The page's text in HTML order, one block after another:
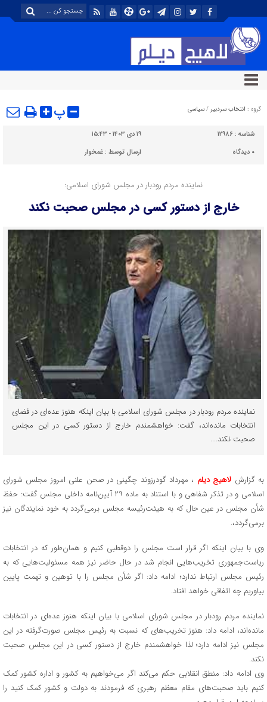
گروه : انتخاب سردبیر / سیاسی پ
شناسه : ۱۲۹۸۶
۱۹ دی ۱۴۰۳ - ۱۵:۴۳
۰ دیدگاه ارسال توسط :غمخوار
نماینده مردم رودبار در مجلس شورای اسلامی:
خارج از دستور کسی در مجلس صحبت نکند
نماینده مردم رودبار در مجلس شورای اسلامی با بیان اینکه هنوز عده‌ای در فضای
انتخابات مانده‌اند، گفت: خواهشمندم خارج از دستور کسی در این مجلس
صحبت نکند....
به گزارش لاهیج دیلم ، مهرداد گودرزوند چگینی در صحن علنی امروز مجلس شورای
اسلامی و در تذکر شفاهی و با استناد به ماده ۲۹ آیین‌نامه داخلی مجلس گفت: حفظ
شأن مجلس در عین حال که به هیئت‌رئیسه مجلس برمی‌گردد به خود نمایندگان نیز
برمی‌گردد،.
وی با بیان اینکه اگر قرار است مجلس را دوقطبی کنیم و همان‌طور که در انتخابات
ریاست‌جمهوری تخریب‌هایی انجام شد در حال حاضر نیز همه مسئولیت‌هایی که به
رئیس مجلس ارتباط ندارد؛ ادامه داد: اگر شأن مجلس را با توهین و تهمت پایین
بیاوریم چه اتفاقی خواهد افتاد.
نماینده مردم رودبار در مجلس شورای اسلامی با بیان اینکه هنوز عده‌ای در انتخابات
مانده‌اند، ادامه داد: هنوز تخریب‌های که نسبت به رئیس مجلس صورت‌گرفته در این
مجلس نیز ادامه دارد؛ لذا خواهشمندم خارج از دستور کسی در این مجلس صحبت
نکند.
وی ادامه داد: منطق انقلابی حکم می‌کند اگر می‌خواهیم به کشور و اداره کشور کمک
کنیم باید صحبت‌های مقام معظم رهبری که فرمودند به دولت و کشور کمک کنید را